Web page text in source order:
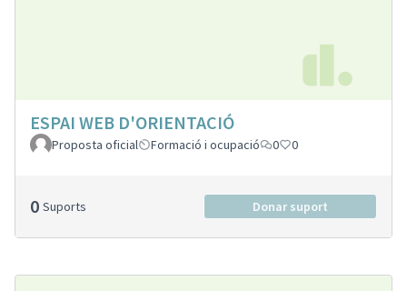
ESPAI WEB D'ORIENTACIÓ
Proposta oficial Formació i ocupació 0 0
0 Suports Donar suport